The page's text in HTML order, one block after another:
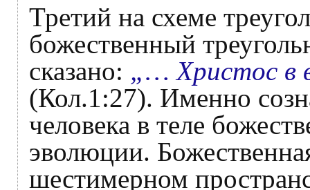
Третий на схеме
божественный
сказано: „… Христос в
(Кол.1:27). Именно
человека в теле
эволюции.
шестимерном